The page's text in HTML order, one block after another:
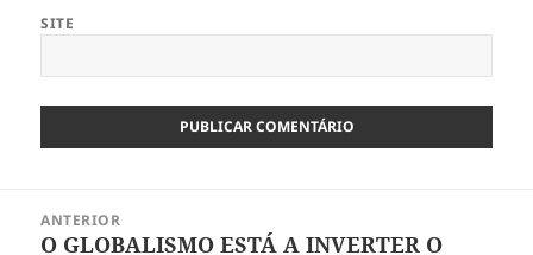
SITE
ANTERIOR
Artigo
O GLOBALISMO ESTÁ A INVERTER O